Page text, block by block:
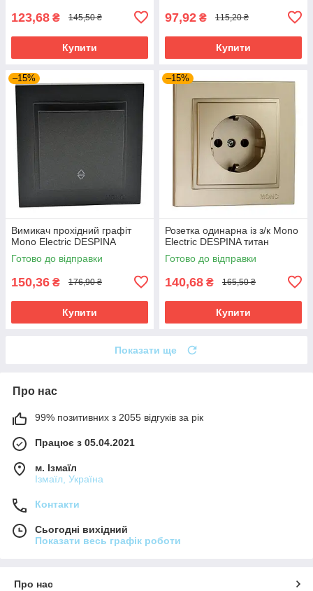
123,68 ₴ 145,50 ₴
Купити
97,92 ₴ 115,20 ₴
Купити
–15%
Вимикач прохідний графіт
Mono Electric DESPINA
Готово до відправки
150,36 ₴ 176,90 ₴
Купити
–15%
Розетка одинарна із з/к Mono
Electric DESPINA титан
Готово до відправки
140,68 ₴ 165,50 ₴
Купити
Показати ще
Про нас
99% позитивних з 2055 відгуків за рік
Працює з 05.04.2021
м. Ізмаїл
Ізмаїл, Україна
Контакти
Сьогодні вихідний
Показати весь графік роботи
Про нас